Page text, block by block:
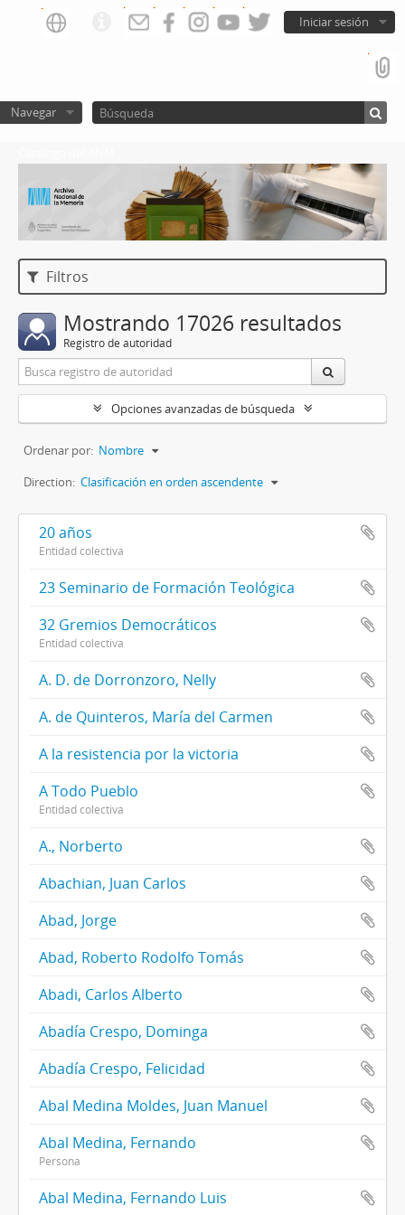
Iniciar sesión
Navegar
Filtros
Mostrando 17026 resultados
Registro de autoridad
Opciones avanzadas de búsqueda
Ordenar por: Nombre
Direction: Clasificación en orden ascendente
20 años
Entidad colectiva
23 Seminario de Formación Teológica
32 Gremios Democráticos
Entidad colectiva
A. D. de Dorronzoro, Nelly
A. de Quinteros, María del Carmen
A la resistencia por la victoria
A Todo Pueblo
Entidad colectiva
A., Norberto
Abachian, Juan Carlos
Abad, Jorge
Abad, Roberto Rodolfo Tomás
Abadi, Carlos Alberto
Abadía Crespo, Dominga
Abadía Crespo, Felicidad
Abal Medina Moldes, Juan Manuel
Abal Medina, Fernando
Persona
Abal Medina, Fernando Luis